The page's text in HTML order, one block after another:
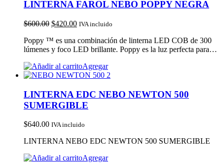
LINTERNA FAROL NEBO POPPY NEGRA
$600.00 $420.00 IVA incluido
Poppy ™ es una combinación de linterna LED COB de 300
lúmenes y foco LED brillante. Poppy es la luz perfecta para…
Agregar
LINTERNA EDC NEBO NEWTON 500
SUMERGIBLE
$640.00 IVA incluido
LINTERNA NEBO EDC NEWTON 500 SUMERGIBLE
Agregar